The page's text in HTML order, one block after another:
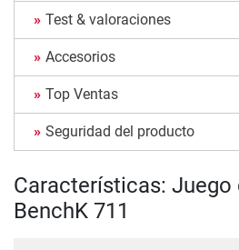
Test & valoraciones
Accesorios
Top Ventas
Seguridad del producto
Características: Juego
BenchK 711